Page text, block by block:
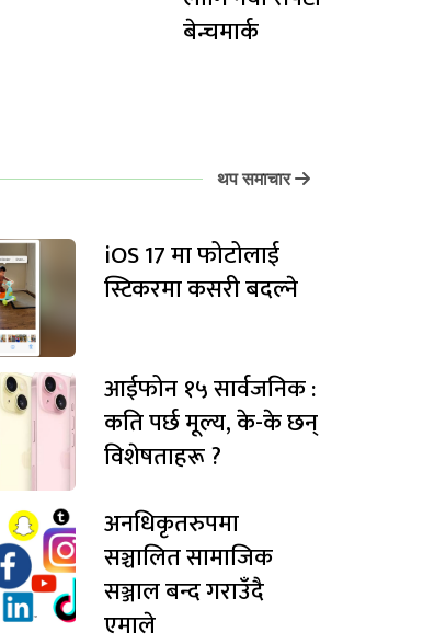
बेन्चमार्क
थप समाचार
iOS 17 मा फोटोलाई
स्टिकरमा कसरी बदल्ने
आईफोन १५ सार्वजनिक :
कति पर्छ मूल्य, के-के छन्
विशेषताहरू ?
अनधिकृतरुपमा
सञ्चालित सामाजिक
सञ्जाल बन्द गराउँदै
एमाले